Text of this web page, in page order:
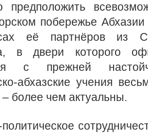
предположить
побережье
её партнёров из
в двери которого
с прежней
абхазские учения
– более чем актуальны.